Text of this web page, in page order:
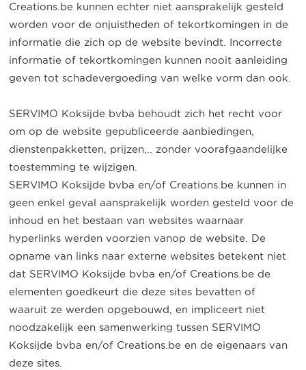
Creations.be kunnen echter niet aansprakelijk gesteld
worden voor de onjuistheden of tekortkomingen in de
informatie die zich op de website bevindt. Incorrecte
informatie of tekortkomingen kunnen nooit aanleiding
geven tot schadevergoeding van welke vorm dan ook.
SERVIMO Koksijde bvba behoudt zich het recht voor
om op de website gepubliceerde aanbiedingen,
dienstenpakketten, prijzen,.. zonder voorafgaandelijke
toestemming te wijzigen.
SERVIMO Koksijde bvba en/of Creations.be kunnen in
geen enkel geval aansprakelijk worden gesteld voor de
inhoud en het bestaan van websites waarnaar
hyperlinks werden voorzien vanop de website. De
opname van links naar externe websites betekent niet
dat SERVIMO Koksijde bvba en/of Creations.be de
elementen goedkeurt die deze sites bevatten of
waaruit ze werden opgebouwd, en impliceert niet
noodzakelijk een samenwerking tussen SERVIMO
Koksijde bvba en/of Creations.be en de eigenaars van
deze sites.